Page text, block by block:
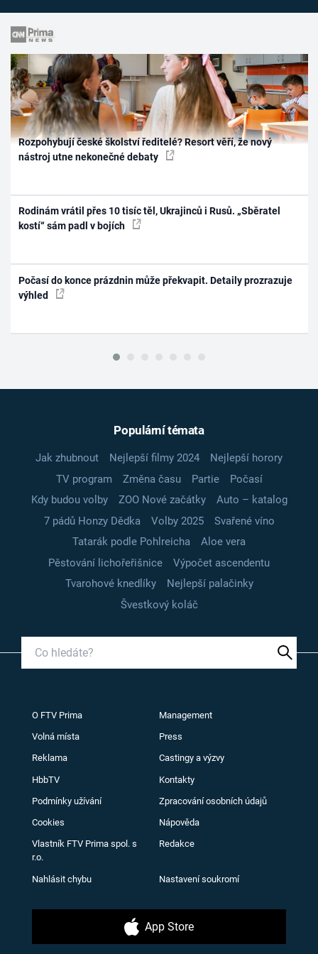
Rozpohybují české školství ředitelé? Resort věří, že nový
nástroj utne nekonečné debaty
Rodinám vrátil přes 10 tisíc těl, Ukrajinců i Rusů. „Sběratel
kostí“ sám padl v bojích
Počasí do konce prázdnin může překvapit. Detaily prozrazuje
výhled
Populární témata
Jak zhubnout Nejlepší filmy 2024
Nejlepší horory
TV program
Změna času Partie
Počasí
Kdy budou volby
ZOO Nové začátky
Auto – katalog
7 pádů Honzy Dědka
Volby 2025
Svařené víno
Tatarák podle Pohlreicha
Aloe vera
Pěstování lichořeřišnice
Výpočet ascendentu
Tvarohové knedlíky
Nejlepší palačinky
Švestkový koláč
O FTV Prima Management
Volná místa Press
Reklama Castingy a výzvy
HbbTV Kontakty
Podmínky užívání Zpracování osobních údajů
Cookies Nápověda
Vlastník FTV Prima spol. s
r.o.
Redakce
Nahlásit chybu Nastavení soukromí
App Store